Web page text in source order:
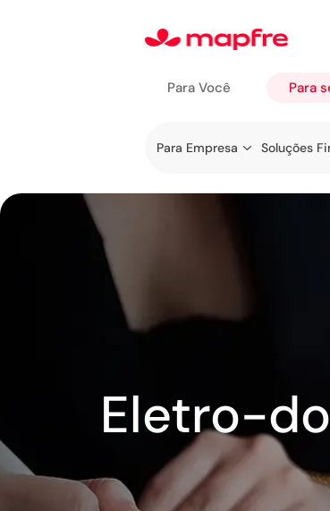
Para Você Para
Ir a Para
negócios
Para Empresa Soluções
Eletro-